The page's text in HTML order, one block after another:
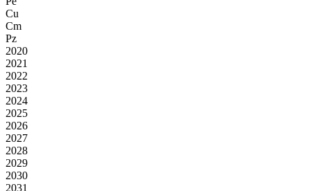
Cu
Cm
Pz
2020
2021
2022
2023
2024
2025
2026
2027
2028
2029
2030
2031